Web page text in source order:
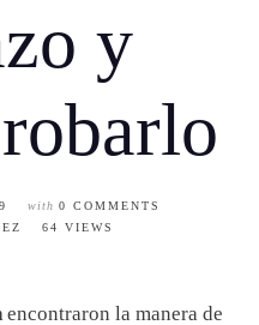
y
with 0 COMMENTS
64 VIEWS
encontraron la manera de